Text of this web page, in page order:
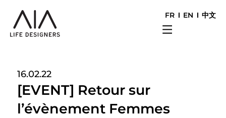
FR EN 中文
16.02.22
[EVENT] Retour sur
l’évènement Femmes